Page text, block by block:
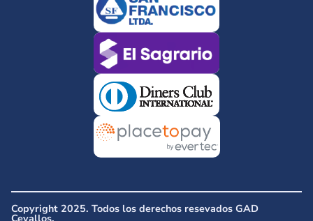
Copyright 2025. Todos los derechos resevados GAD
Cevallos.